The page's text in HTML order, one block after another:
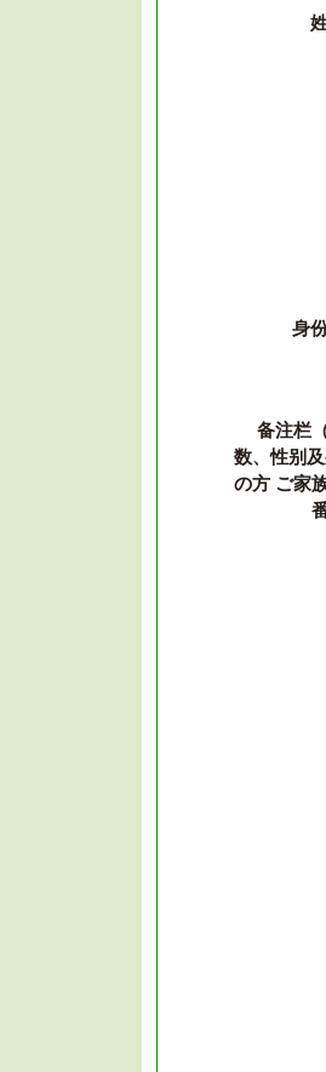
身
备注栏
数、性别
の方 ご家